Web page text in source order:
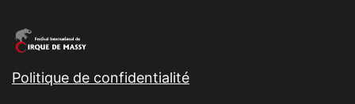
Politique de confidentialité